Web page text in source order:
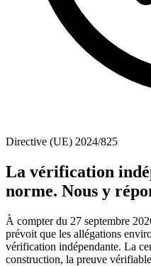
Directive (UE) 2024/825
La vérification
norme. Nous y
À compter du 27 septembre
prévoit que les allégations
vérification indépendante. La
construction, la preuve